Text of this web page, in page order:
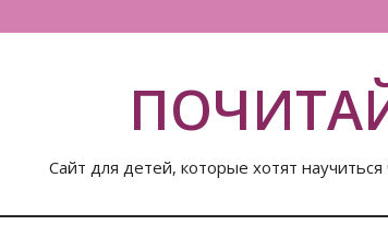
Сайт для детей, которые хотят научиться